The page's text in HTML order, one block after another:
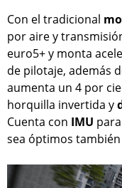
Con el tradicional
por aire y
euro5+ y monta
de pilotaje, además
aumenta un 4 por
horquilla invertida y
Cuenta con IMU
sea óptimos